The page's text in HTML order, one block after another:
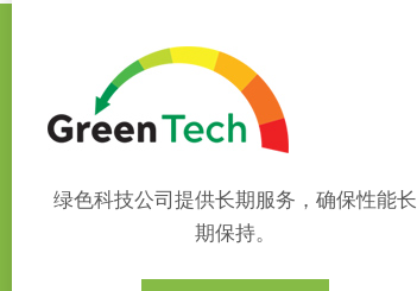
绿色科技公司提供长期服务，确保性能长
期保持。